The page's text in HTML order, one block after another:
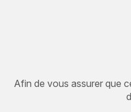
Afin de vous assurer que